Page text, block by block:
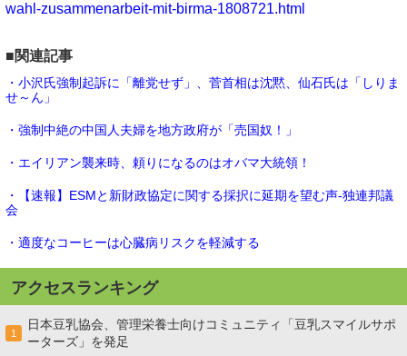
wahl-zusammenarbeit-mit-birma-1808721.html
■関連記事
・小沢氏強制起訴に「離党せず」、菅首相は沈黙、仙石氏は「しりま
せ～ん」
・強制中絶の中国人夫婦を地方政府が「売国奴！」
・エイリアン襲来時、頼りになるのはオバマ大統領！
・【速報】ESMと新財政協定に関する採択に延期を望む声-独連邦議
会
・適度なコーヒーは心臓病リスクを軽減する
アクセスランキング
1
日本豆乳協会、管理栄養士向けコミュニティ「豆乳スマイルサポ
ーターズ」を発足